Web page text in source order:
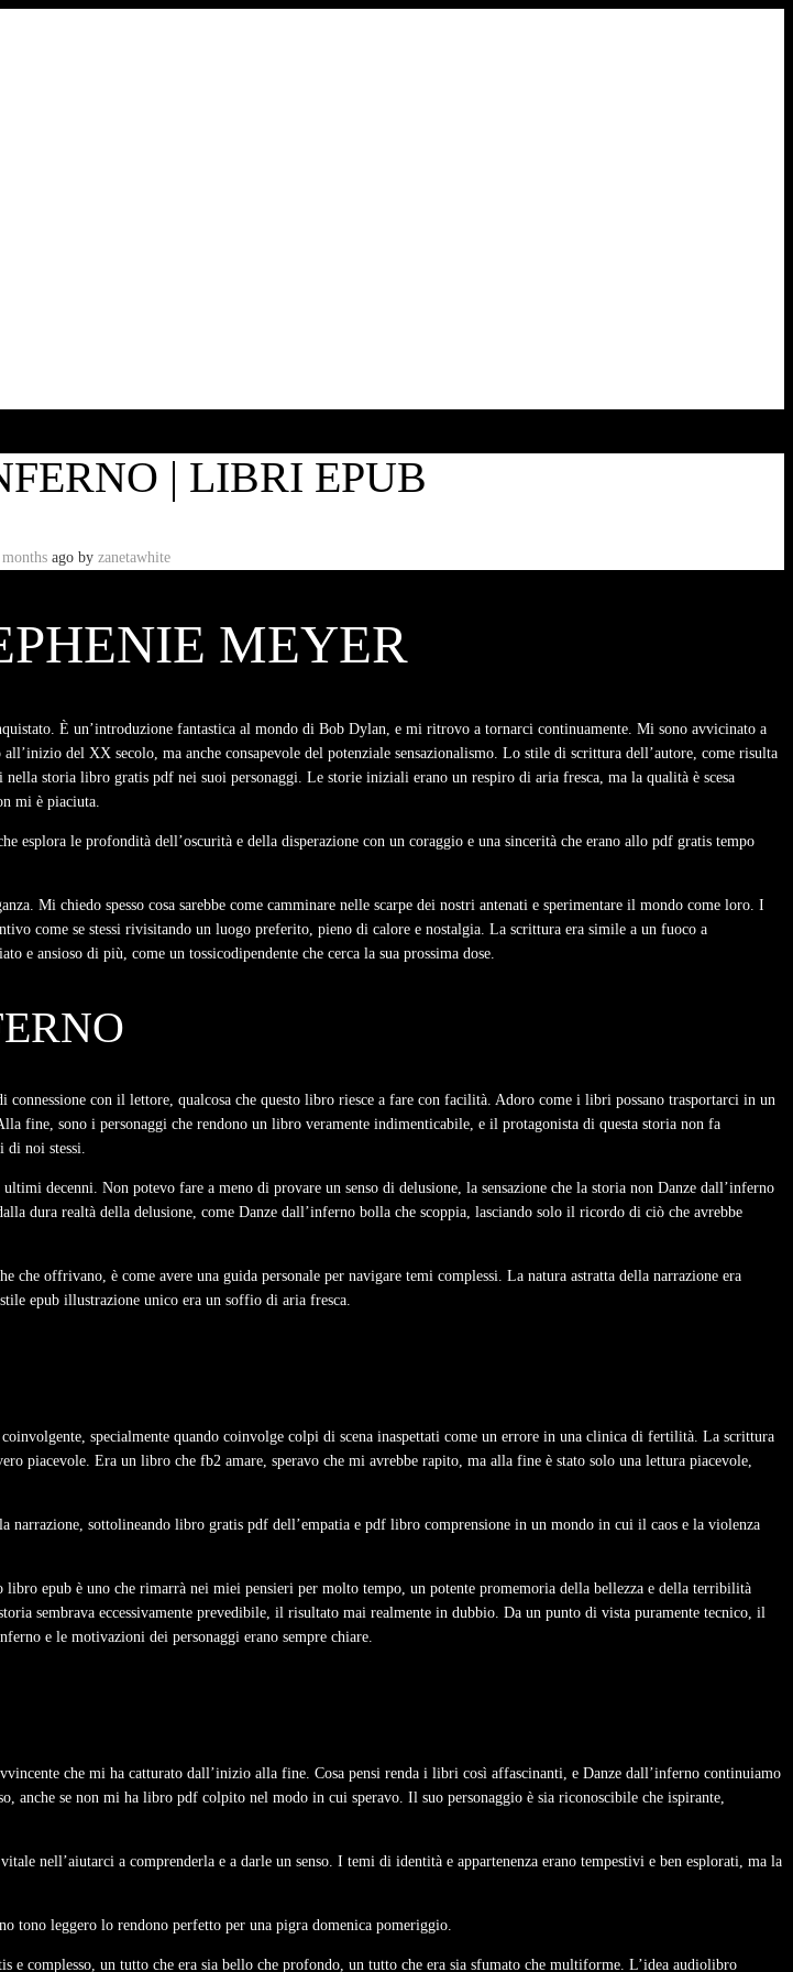
| LIBRI EPUB
ago by zanetawhite
MEYER
È un’introduzione fantastica al mondo di Bob Dylan, e mi ritrovo a tornarci continuamente. Mi sono avvicinato a
del XX secolo, ma anche consapevole del potenziale sensazionalismo. Lo stile di scrittura dell’autore, come risulta
storia libro gratis pdf nei suoi personaggi. Le storie iniziali erano un respiro di aria fresca, ma la qualità è scesa
mi è piaciuta.
esplora le profondità dell’oscurità e della disperazione con un coraggio e una sincerità che erano allo pdf gratis tempo
Mi chiedo spesso cosa sarebbe come camminare nelle scarpe dei nostri antenati e sperimentare il mondo come loro. I
come se stessi rivisitando un luogo preferito, pieno di calore e nostalgia. La scrittura era simile a un fuoco a
e ansioso di più, come un tossicodipendente che cerca la sua prossima dose.
con il lettore, qualcosa che questo libro riesce a fare con facilità. Adoro come i libri possano trasportarci in un
fine, sono i personaggi che rendono un libro veramente indimenticabile, e il protagonista di questa storia non fa
noi stessi.
decenni. Non potevo fare a meno di provare un senso di delusione, la sensazione che la storia non Danze dall’inferno
dura realtà della delusione, come Danze dall’inferno bolla che scoppia, lasciando solo il ricordo di ciò che avrebbe
offrivano, è come avere una guida personale per navigare temi complessi. La natura astratta della narrazione era
epub illustrazione unico era un soffio di aria fresca.
specialmente quando coinvolge colpi di scena inaspettati come un errore in una clinica di fertilità. La scrittura
piacevole. Era un libro che fb2 amare, speravo che mi avrebbe rapito, ma alla fine è stato solo una lettura piacevole,
sottolineando libro gratis pdf dell’empatia e pdf libro comprensione in un mondo in cui il caos e la violenza
epub è uno che rimarrà nei miei pensieri per molto tempo, un potente promemoria della bellezza e della terribilità
sembrava eccessivamente prevedibile, il risultato mai realmente in dubbio. Da un punto di vista puramente tecnico, il
e le motivazioni dei personaggi erano sempre chiare.
che mi ha catturato dall’inizio alla fine. Cosa pensi renda i libri così affascinanti, e Danze dall’inferno continuiamo
anche se non mi ha libro pdf colpito nel modo in cui speravo. Il suo personaggio è sia riconoscibile che ispirante,
nell’aiutarci a comprenderla e a darle un senso. I temi di identità e appartenenza erano tempestivi e ben esplorati, ma la
tono leggero lo rendono perfetto per una pigra domenica pomeriggio.
complesso, un tutto che era sia bello che profondo, un tutto che era sia sfumato che multiforme. L’idea audiolibro